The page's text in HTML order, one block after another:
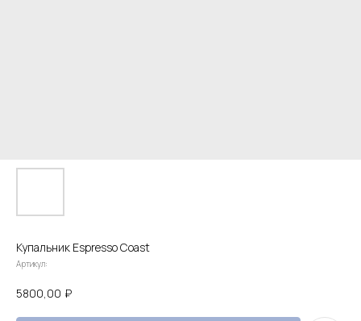
Купальник Espresso Coast
Артикул:
5800,00 ₽